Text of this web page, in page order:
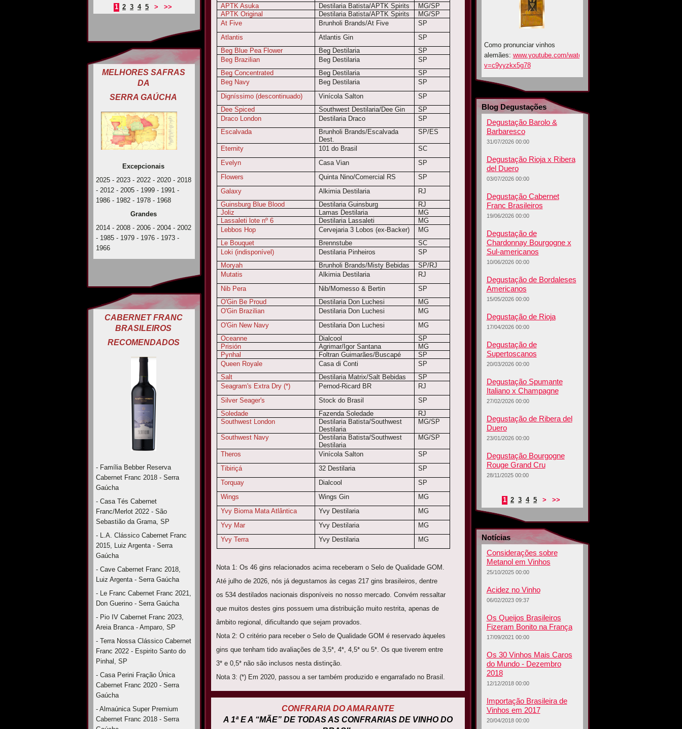
APTK Asuka
Destilaria Batista/APTK Spirits
MG/SP
APTK Original
Destilaria Batista/APTK Spirits
MG/SP
At Five
Brunholi Brands/At Five
SP
Atlantis
Atlantis Gin
SP
Beg Blue Pea Flower
Beg Destilaria
SP
Beg Brazilian
Beg Destilaria
SP
Beg Concentrated
Beg Destilaria
SP
Beg Navy
Beg Destilaria
SP
Digníssimo (descontinuado)
Vinícola Salton
SP
Dee Spiced
Southwest Destilaria/Dee Gin
SP
Draco London
Destilaria Draco
SP
Escalvada
Brunholi Brands/Escalvada
Dest.
SP/ES
Eternity 101 do Brasil
SC
Evelyn
Casa Vian
SP
Flowers
Quinta Nino/Comercial RS
SP
Galaxy
Alkimia Destilaria
RJ
Guinsburg Blue Blood
Destilaria Guinsburg
RJ
Joliz
Lamas Destilaria
MG
Lassaleti lote nº 6
Destilaria Lassaleti
MG
Lebbos Hop
Cervejaria 3 Lobos (ex-Backer)
MG
Le Bouquet
Brennstube
SC
Loki (indisponível)
Destilaria Pinheiros
SP
Moryah
Brunholi Brands/Misty Bebidas
SP/RJ
Mutatis
Alkimia Destilaria
RJ
Nib Pera
Nib/Momesso & Bertin
SP
O'Gin Be Proud
Destilaria Don Luchesi
MG
O'Gin Brazilian
Destilaria Don Luchesi
MG
O'Gin New Navy
Destilaria Don Luchesi
MG
Oceanne
Dialcool
SP
Prisión
Agrimar/Igor Santana
MG
Pynhal
Foltran Guimarães/Buscapé
SP
Queen Royale
Casa di Conti
SP
Salt
Destilaria Matrix/Salt Bebidas
SP
Seagram's Extra Dry (*)
Pernod-Ricard BR
RJ
Silver Seager's
Stock do Brasil
SP
Soledade
Fazenda Soledade
RJ
Southwest London
Destilaria Batista/Southwest
Destilaria
MG/SP
Southwest Navy
Destilaria Batista/Southwest
Destilaria
MG/SP
Theros Vinícola Salton
SP
Tibiriçá
32 Destilaria
SP
Torquay
Dialcool
SP
Wings
Wings Gin
MG
Yvy Bioma Mata Atlântica
Yvy Destilaria
MG
Yvy Mar
Yvy Destilaria
MG
Yvy Terra
Yvy Destilaria MG
Nota 1: Os 46 gins relacionados acima receberam o Selo de Qualidade GOM.
Até julho de 2026, nós já degustamos às cegas 217 gins brasileiros, dentre
os 534 destilados nacionais disponíveis no nosso mercado. Convém ressaltar
que muitos destes gins possuem uma distribuição muito restrita, apenas de
âmbito regional, dificultando que sejam provados.
Nota 2: O critério para receber o Selo de Qualidade GOM é reservado àqueles
gins que tenham tido avaliações de 3,5*, 4*, 4,5* ou 5*. Os que tiverem entre
3* e 0,5* não são inclusos nesta distinção.
Nota 3: (*) Em 2020, passou a ser também produzido e engarrafado no Brasil.
CONFRARIA DO AMARANTE
A 1ª E A “MÃE” DE TODAS AS CONFRARIAS DE VINHO DO
1 2 3 4 5 > >>
MELHORES SAFRAS
DA
SERRA GAÚCHA
Excepcionais
2025 - 2023 - 2022 - 2020 - 2018
- 2012 - 2005 - 1999 - 1991 -
1986 - 1982 - 1978 - 1968
Grandes
2014 - 2008 - 2006 - 2004 - 2002
- 1985 - 1979 - 1976 - 1973 -
1966
CABERNET FRANC
BRASILEIROS
RECOMENDADOS
- Família Bebber Reserva
Cabernet Franc 2018 - Serra
Gaúcha
- Casa Tés Cabernet
Franc/Merlot 2022 - São
Sebastião da Grama, SP
- L.A. Clássico Cabernet Franc
2015, Luiz Argenta - Serra
Gaúcha
- Cave Cabernet Franc 2018,
Luiz Argenta - Serra Gaúcha
- Le Franc Cabernet Franc 2021,
Don Guerino - Serra Gaúcha
- Pio IV Cabernet Franc 2023,
Areia Branca - Amparo, SP
- Terra Nossa Clássico Cabernet
Franc 2022 - Espirito Santo do
Pinhal, SP
- Casa Perini Fração Única
Cabernet Franc 2020 - Serra
Gaúcha
- Almaúnica Super Premium
Cabernet Franc 2018 - Serra
Como pronunciar vinhos
alemães: www.youtube.com/watch?
v=c9yyzkx5g78
Blog Degustações
Degustação Barolo &
Barbaresco
31/07/2026 00:00
Degustação Rioja x Ribera
del Duero
03/07/2026 00:00
Degustação Cabernet
Franc Brasileiros
19/06/2026 00:00
Degustação de
Chardonnay Bourgogne x
Sul-americanos
10/06/2026 00:00
Degustação de Bordaleses
Americanos
15/05/2026 00:00
Degustação de Rioja
17/04/2026 00:00
Degustação de
Supertoscanos
20/03/2026 00:00
Degustação Spumante
Italiano x Champagne
27/02/2026 00:00
Degustação de Ribera del
Duero
23/01/2026 00:00
Degustação Bourgogne
Rouge Grand Cru
28/11/2025 00:00
1 2 3 4 5 > >>
Notícias
Considerações sobre
Metanol em Vinhos
25/10/2025 00:00
Acidez no Vinho
06/02/2023 09:37
Os Queijos Brasileiros
Fizeram Bonito na França
17/09/2021 00:00
Os 30 Vinhos Mais Caros
do Mundo - Dezembro
2018
12/12/2018 00:00
Importação Brasileira de
Vinhos em 2017
20/04/2018 00:00